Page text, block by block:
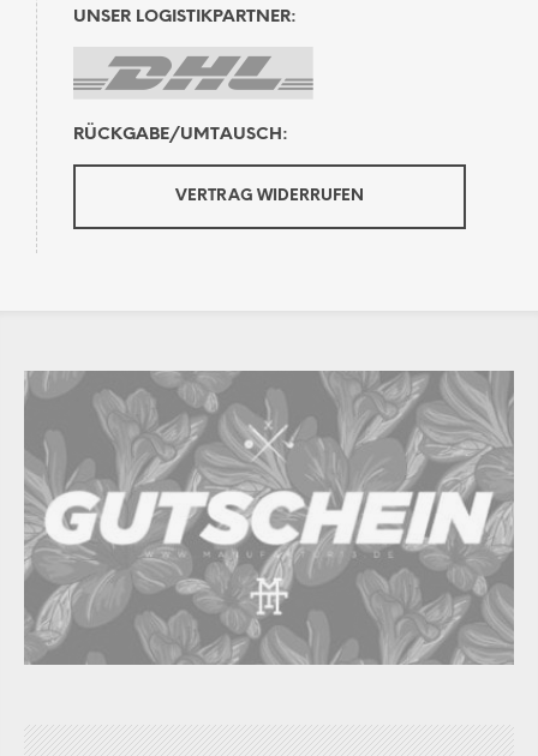
UNSER LOGISTIKPARTNER:
RÜCKGABE/UMTAUSCH:
VERTRAG WIDERRUFEN